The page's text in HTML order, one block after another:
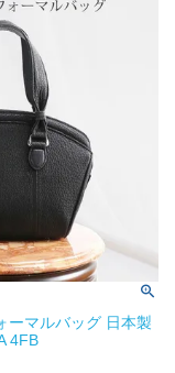
ーマルバッグ 日本製
4FB